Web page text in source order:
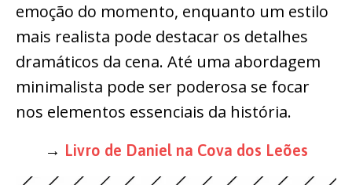
emoção do momento, enquanto um estilo
mais realista pode destacar os detalhes
dramáticos da cena. Até uma abordagem
minimalista pode ser poderosa se focar
nos elementos essenciais da história.
→ Livro de Daniel na Cova dos Leões